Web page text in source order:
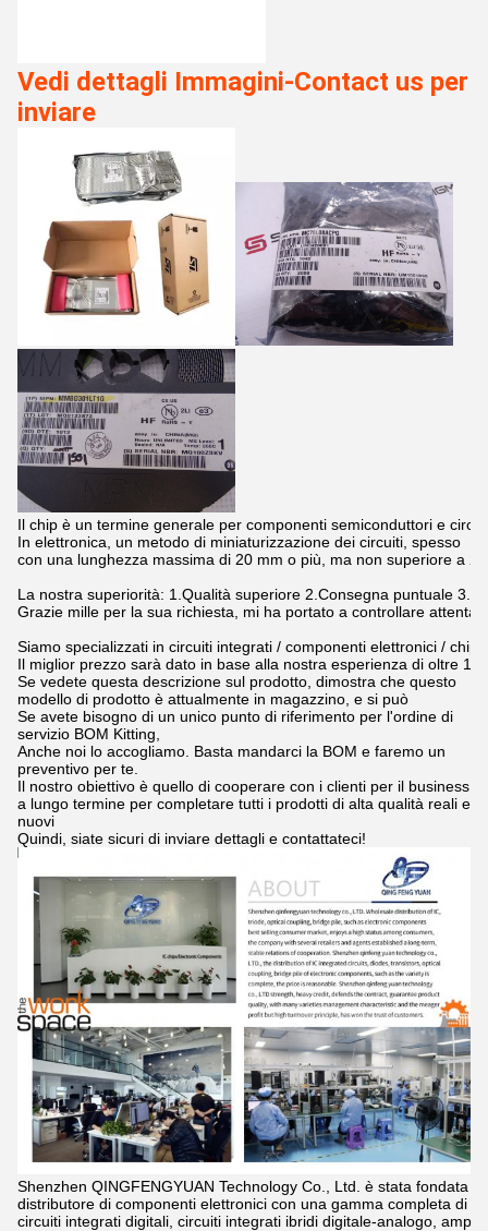
Vedi dettagli Immagini-Contact us per
inviare
Il chip è un termine generale per componenti semiconduttori e
In elettronica, un metodo di miniaturizzazione dei circuiti, spesso
con una lunghezza massima di 20 mm o più, ma non superiore a
La nostra superiorità: 1.Qualità superiore 2.Consegna puntuale
Grazie mille per la sua richiesta, mi ha portato a controllare
Siamo specializzati in circuiti integrati / componenti elettronici / chip
Il miglior prezzo sarà dato in base alla nostra esperienza di oltre 10
Se vedete questa descrizione sul prodotto, dimostra che questo
modello di prodotto è attualmente in magazzino, e si può
Se avete bisogno di un unico punto di riferimento per l'ordine di
servizio BOM Kitting,
Anche noi lo accogliamo. Basta mandarci la BOM e faremo un
preventivo per te.
Il nostro obiettivo è quello di cooperare con i clienti per il business
a lungo termine per completare tutti i prodotti di alta qualità reali e
nuovi
Quindi, siate sicuri di inviare dettagli e contattateci!
Shenzhen QINGFENGYUAN Technology Co., Ltd. è stata fondata
distributore di componenti elettronici con una gamma completa di
circuiti integrati digitali, circuiti integrati ibridi digitale-analogo,